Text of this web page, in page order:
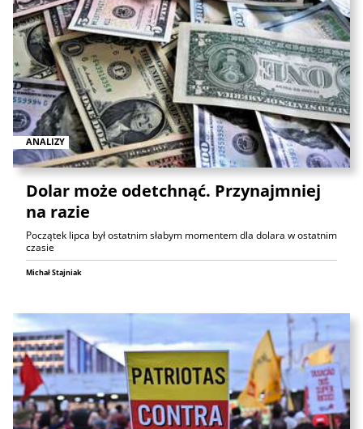
ANALIZY
Dolar może odetchnąć. Przynajmniej
na razie
Początek lipca był ostatnim słabym momentem dla dolara w ostatnim
czasie
Michał Stajniak